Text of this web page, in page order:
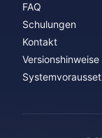
FAQ
Schulungen
Kontakt
Versionshinweise